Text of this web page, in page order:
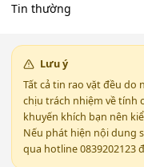
Tin thường
Lưu ý
Tất cả tin rao vặt đều do
chịu trách nhiệm về tính
khuyến khích bạn nên
Nếu phát hiện nội dung
qua hotline 0839202123